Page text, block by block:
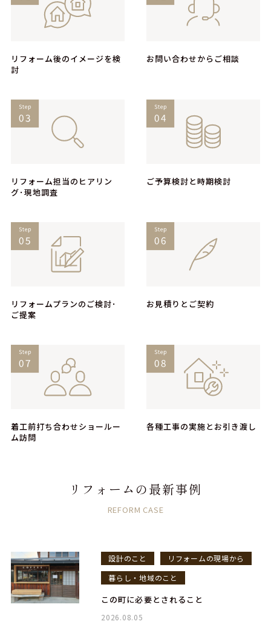
リフォーム後のイメージを検
討
お問い合わせからご相談
リフォーム担当のヒアリン
グ･現地調査
ご予算検討と時期検討
リフォームプランのご検討･
ご提案
お見積りとご契約
着工前打ち合わせショールー
ム訪問
各種工事の実施とお引き渡し
リフォームの最新事例
REFORM CASE
設計のこと
リフォームの現場から
暮らし・地域のこと
この町に必要とされること
2026.08.05